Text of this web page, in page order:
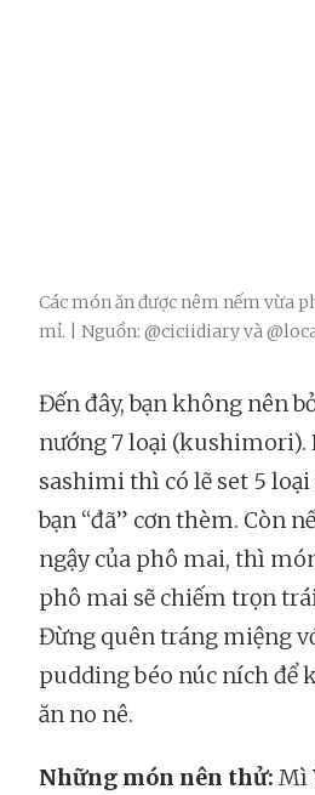
Các món ăn được nêm nếm vừa
mỉ. | Nguồn: @ciciidiary và
Đến đây, bạn không nên
nướng 7 loại (kushimori).
sashimi thì có lẽ set 5
bạn “đã” cơn thèm. Còn
ngậy của phô mai, thì
phô mai sẽ chiếm trọn
Đừng quên tráng miệng
pudding béo núc ních để
ăn no nê.
Những món nên thử: Mì